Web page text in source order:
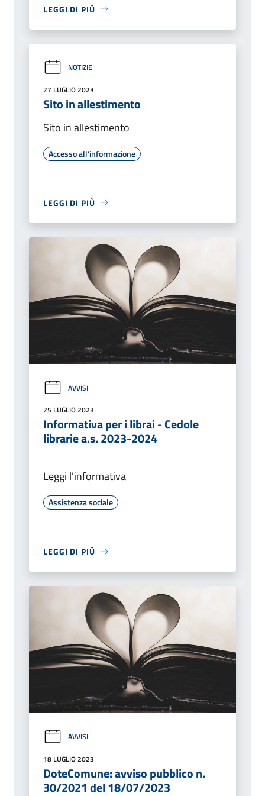
LEGGI DI PIÙ
NOTIZIE
27 LUGLIO 2023
Sito in allestimento
Sito in allestimento
Accesso all'informazione
LEGGI DI PIÙ
AVVISI
25 LUGLIO 2023
Informativa per i librai - Cedole
librarie a.s. 2023-2024
Leggi l'informativa
Assistenza sociale
LEGGI DI PIÙ
AVVISI
18 LUGLIO 2023
DoteComune: avviso pubblico n.
30/2021 del 18/07/2023